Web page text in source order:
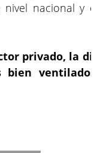
nacional y
privado, la